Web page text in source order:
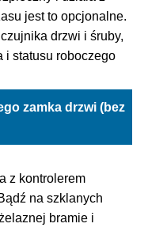
jest to opcjonalne.
drzwi i śruby,
i statusu roboczego
zamka drzwi (bez
z kontrolerem
na szklanych
bramie i